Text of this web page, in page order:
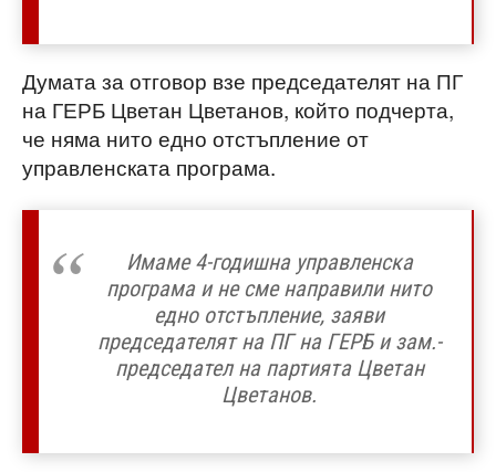
Думата за отговор взе председателят на ПГ
на ГЕРБ Цветан Цветанов, който подчерта,
че няма нито едно отстъпление от
управленската програма.
Имаме 4-годишна управленска
програма и не сме направили нито
едно отстъпление, заяви
председателят на ПГ на ГЕРБ и зам.-
председател на партията Цветан
Цветанов.